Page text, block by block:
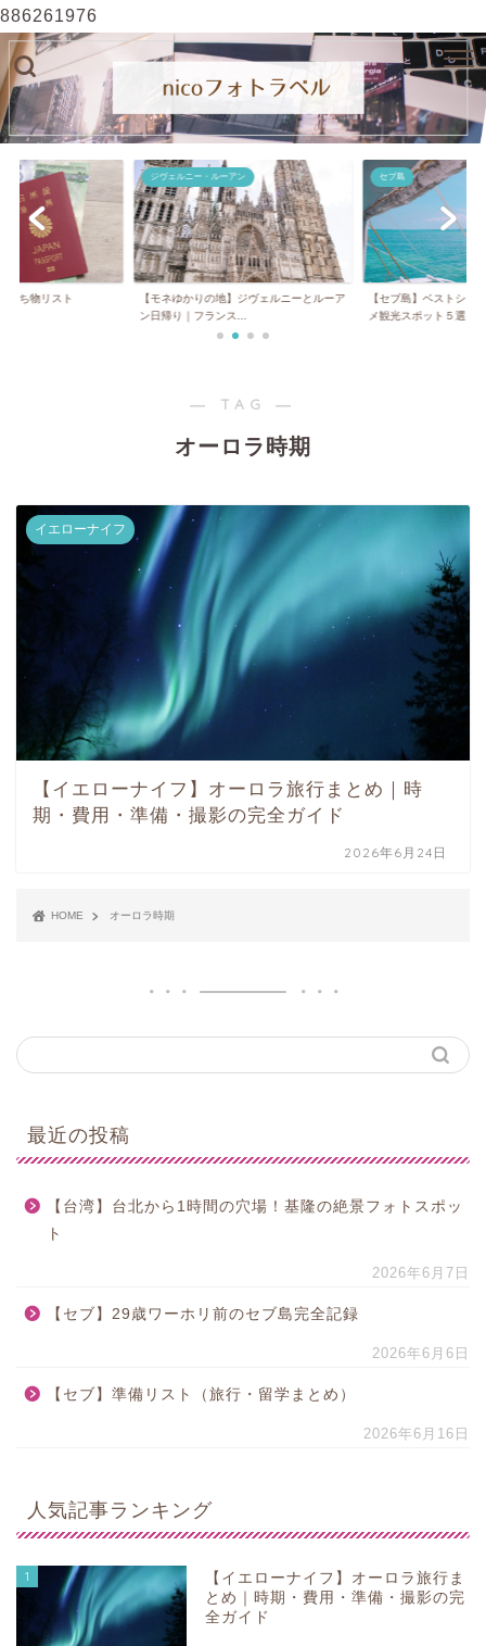
886261976
持ち物リスト
ジヴェルニー・ルーアン
【モネゆかりの地】ジヴェルニーとルーア
ン日帰り｜フランス...
セブ島
【セブ島】ベストシー
メ観光スポット５選...
― TAG ―
オーロラ時期
イエローナイフ
【イエローナイフ】オーロラ旅行まとめ｜時
期・費用・準備・撮影の完全ガイド
2026年6月24日
HOME オーロラ時期
最近の投稿
【台湾】台北から1時間の穴場！基隆の絶景フォトスポッ
ト
2026年6月7日
【セブ】29歳ワーホリ前のセブ島完全記録
2026年6月6日
【セブ】準備リスト（旅行・留学まとめ）
2026年6月16日
人気記事ランキング
1
【イエローナイフ】オーロラ旅行ま
とめ｜時期・費用・準備・撮影の完
全ガイド